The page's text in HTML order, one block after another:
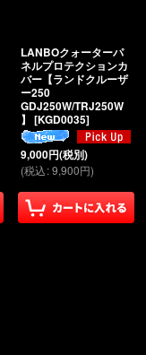
LANBOクォーターパ
ネルプロテクションカ
バー【ランドクルーザ
ー250
GDJ250W/TRJ250W
】 [KGD0035]
9,000円(税別)
(税込:9,900円)